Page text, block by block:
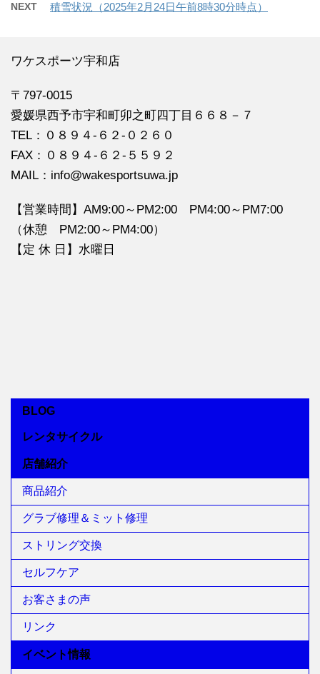
NEXT 積雪状況（2025年2月24日午前8時30分時点）
ワケスポーツ宇和店
〒797-0015
愛媛県西予市宇和町卯之町四丁目６６８－７
TEL：０８９４‐６２‐０２６０
FAX：０８９４‐６２‐５５９２
MAIL：info@wakesportsuwa.jp
【営業時間】AM9:00～PM2:00 PM4:00～PM7:00
（休憩 PM2:00～PM4:00）
【定 休 日】水曜日
BLOG
レンタサイクル
店舗紹介
商品紹介
グラブ修理＆ミット修理
ストリング交換
セルフケア
お客さまの声
リンク
イベント情報